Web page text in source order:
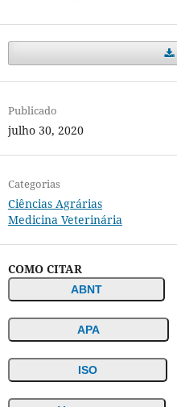
Publicado
julho 30, 2020
Categorias
Ciências Agrárias
Medicina Veterinária
COMO CITAR
ABNT
APA
ISO